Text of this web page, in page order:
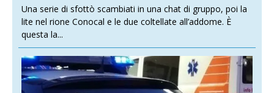
Una serie di sfottò scambiati in una chat di gruppo, poi la
lite nel rione Conocal e le due coltellate all’addome. È
questa la...